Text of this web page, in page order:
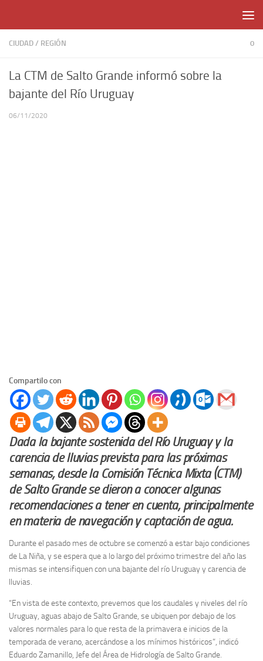
CIUDAD / REGIÓN 0
La CTM de Salto Grande informó sobre la
bajante del Río Uruguay
06/11/2020
Compartilo con
Dada la bajante sostenida del Río Uruguay y la
carencia de lluvias prevista para las próximas
semanas, desde la Comisión Técnica Mixta (CTM)
de Salto Grande se dieron a conocer algunas
recomendaciones a tener en cuenta, principalmente
en materia de navegación y captación de agua.
Durante el pasado mes de octubre se comenzó a estar bajo condiciones
de La Niña, y se espera que a lo largo del próximo trimestre del año las
mismas se intensifiquen con una bajante del río Uruguay y carencia de
lluvias.
“En vista de este contexto, prevemos que los caudales y niveles del río
Uruguay, aguas abajo de Salto Grande, se ubiquen por debajo de los
valores normales para lo que resta de la primavera e inicios de la
temporada de verano, acercándose a los mínimos históricos”, indicó
Eduardo Zamanillo, Jefe del Área de Hidrología de Salto Grande.